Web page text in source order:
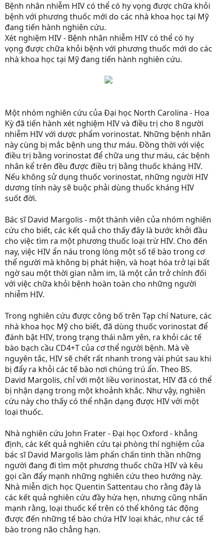
Bệnh nhân nhiễm HIV có thể có hy vọng được chữa khỏi
bệnh với phương thuốc mới do các nhà khoa học tại Mỹ
đang tiến hành nghiên cứu.
Xét nghiệm HIV - Bệnh nhân nhiễm HIV có thể có hy
vọng được chữa khỏi bệnh với phương thuốc mới do các
nhà khoa học tại Mỹ đang tiến hành nghiên cứu.
Một nhóm nghiên cứu của Đại học North Carolina - Hoa
Kỳ đã tiến hành xét nghiệm HIV và điều trị cho 8 người
nhiễm HIV với dược phẩm vorinostat. Những bệnh nhân
này cùng bị mắc bệnh ung thư máu. Đồng thời với việc
điều trị bằng vorinostat để chữa ung thư máu, các bệnh
nhân kể trên đều được điều trị bằng thuốc kháng HIV.
Nếu không sử dụng thuốc vorinostat, những người HIV
dương tính này sẽ buộc phải dùng thuốc kháng HIV
suốt đời.
Bác sĩ David Margolis - một thành viên của nhóm nghiên
cứu cho biết, các kết quả cho thấy đây là bước khởi đầu
cho việc tìm ra một phương thuốc loại trừ HIV. Cho đến
nay, việc HIV ẩn náu trong lòng một số tế bào trong cơ
thể người mà không bị phát hiện, và hoạt hóa trở lại bất
ngờ sau một thời gian nằm im, là một cản trở chính đối
với việc chữa khỏi bệnh hoàn toàn cho những người
nhiễm HIV.
Trong nghiên cứu được công bố trên Tạp chí Nature, các
nhà khoa học Mỹ cho biết, đã dùng thuốc vorinostat để
đánh bật HIV, trong trạng thái nằm yên, ra khỏi các tế
bào bạch cầu CD4+T của cơ thể người bệnh. Mà về
nguyên tắc, HIV sẽ chết rất nhanh trong vài phút sau khi
bị đẩy ra khỏi các tế bào nơi chúng trú ẩn. Theo BS.
David Margolis, chỉ với một liều vorinostat, HIV đã có thể
bị nhận dạng trong một khoảnh khắc. Như vậy, nghiên
cứu này cho thấy có thể nhận dạng được HIV với một
loại thuốc.
Nhà nghiên cứu John Frater - Đại học Oxford - khẳng
định, các kết quả nghiên cứu tại phòng thí nghiệm của
bác sĩ David Margolis làm phấn chấn tinh thần những
người đang đi tìm một phương thuốc chữa HIV và kêu
gọi cần đẩy mạnh những nghiên cứu theo hướng này.
Nhà miễn dịch học Quentin Sattentau cho rằng đây là
các kết quả nghiên cứu đầy hứa hẹn, nhưng cũng nhấn
mạnh rằng, loại thuốc kể trên có thể không tác động
được đến những tế bào chứa HIV loại khác, như các tế
bào trong não chẳng hạn.